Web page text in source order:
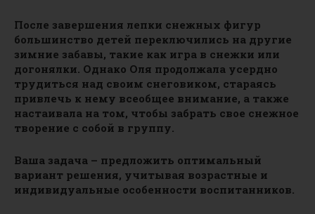
После завершения лепки снежных фигур
большинство детей переключились на другие
зимние забавы, такие как игра в снежки или
догонялки. Однако Оля продолжала усердно
трудиться над своим снеговиком, стараясь
привлечь к нему всеобщее внимание, а также
настаивала на том, чтобы забрать свое снежное
творение с собой в группу.
Ваша задача – предложить оптимальный
вариант решения, учитывая возрастные и
индивидуальные особенности воспитанников.